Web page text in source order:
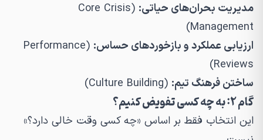
مدیریت بحران‌های حیاتی: (Core Crisis
Management)
ارزیابی عملکرد و بازخوردهای حساس: (Performance
Reviews)
ساختن فرهنگ تیم: (Culture Building)
گام ۲: به چه کسی تفویض کنیم؟
این انتخاب فقط بر اساس «چه کسی وقت خالی دارد؟»